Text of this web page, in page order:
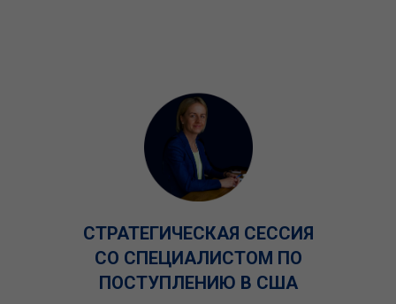
СТРАТЕГИЧЕСКАЯ СЕССИЯ
СО СПЕЦИАЛИСТОМ ПО
ПОСТУПЛЕНИЮ В США